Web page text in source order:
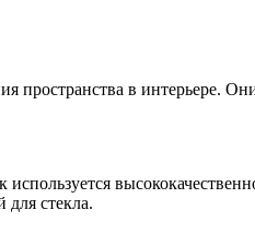
пространства в интерьере.
стекла.